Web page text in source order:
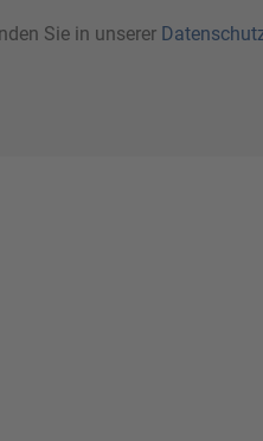
Sie in unserer